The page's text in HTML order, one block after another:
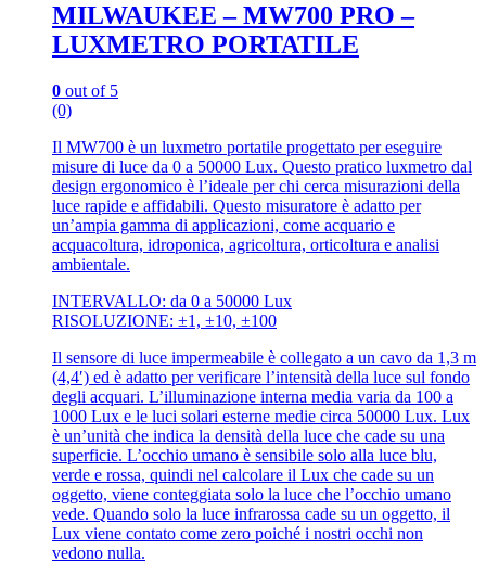
MILWAUKEE – MW700 PRO –
LUXMETRO PORTATILE
0 out of 5
(0)
Il MW700 è un luxmetro portatile progettato per eseguire
misure di luce da 0 a 50000 Lux. Questo pratico luxmetro dal
design ergonomico è l’ideale per chi cerca misurazioni della
luce rapide e affidabili. Questo misuratore è adatto per
un’ampia gamma di applicazioni, come acquario e
acquacoltura, idroponica, agricoltura, orticoltura e analisi
ambientale.
INTERVALLO: da 0 a 50000 Lux
RISOLUZIONE: ±1, ±10, ±100
Il sensore di luce impermeabile è collegato a un cavo da 1,3 m
(4,4′) ed è adatto per verificare l’intensità della luce sul fondo
degli acquari. L’illuminazione interna media varia da 100 a
1000 Lux e le luci solari esterne medie circa 50000 Lux. Lux
è un’unità che indica la densità della luce che cade su una
superficie. L’occhio umano è sensibile solo alla luce blu,
verde e rossa, quindi nel calcolare il Lux che cade su un
oggetto, viene conteggiata solo la luce che l’occhio umano
vede. Quando solo la luce infrarossa cade su un oggetto, il
Lux viene contato come zero poiché i nostri occhi non
vedono nulla.